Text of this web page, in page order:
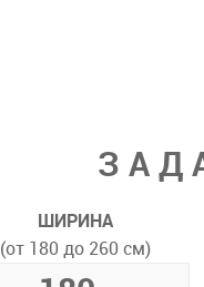
ШИРИНА
(от 180 до 260 см)